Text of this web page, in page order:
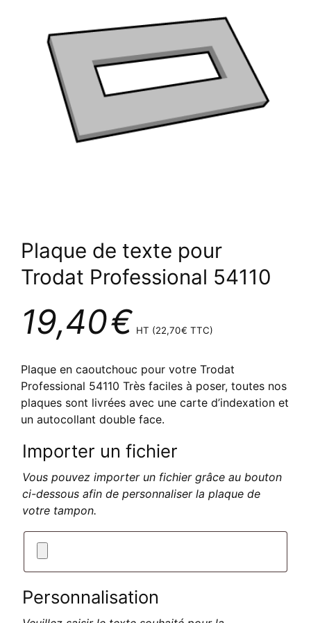
Plaque de texte pour
Trodat Professional 54110
19,40€ HT (22,70€ TTC)
Plaque en caoutchouc pour votre Trodat
Professional 54110 Très faciles à poser, toutes nos
plaques sont livrées avec une carte d’indexation et
un autocollant double face.
Importer un fichier
Vous pouvez importer un fichier grâce au bouton
ci-dessous afin de personnaliser la plaque de
votre tampon.
Personnalisation